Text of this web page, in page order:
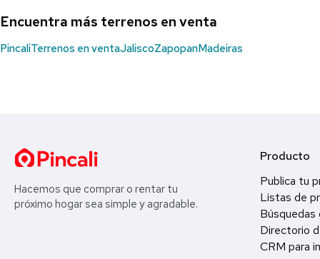
Encuentra más terrenos en venta
PincaliTerrenos en ventaJaliscoZapopanMadeiras
Hacemos que comprar o rentar tu
próximo hogar sea simple y agradable.
Producto
Publica tu
Listas de
Búsquedas
Directorio
CRM para